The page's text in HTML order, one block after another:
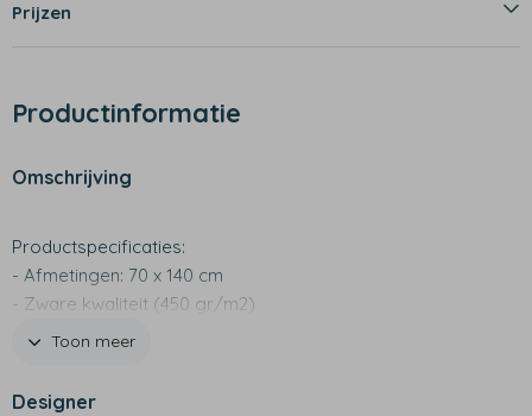
Prijzen
Productinformatie
Omschrijving
Productspecificaties:
- Afmetingen: 70 x 140 cm
- Zware kwaliteit (450 gr/m2)
- Mooie luxe afwerkingen
Toon meer
Designer